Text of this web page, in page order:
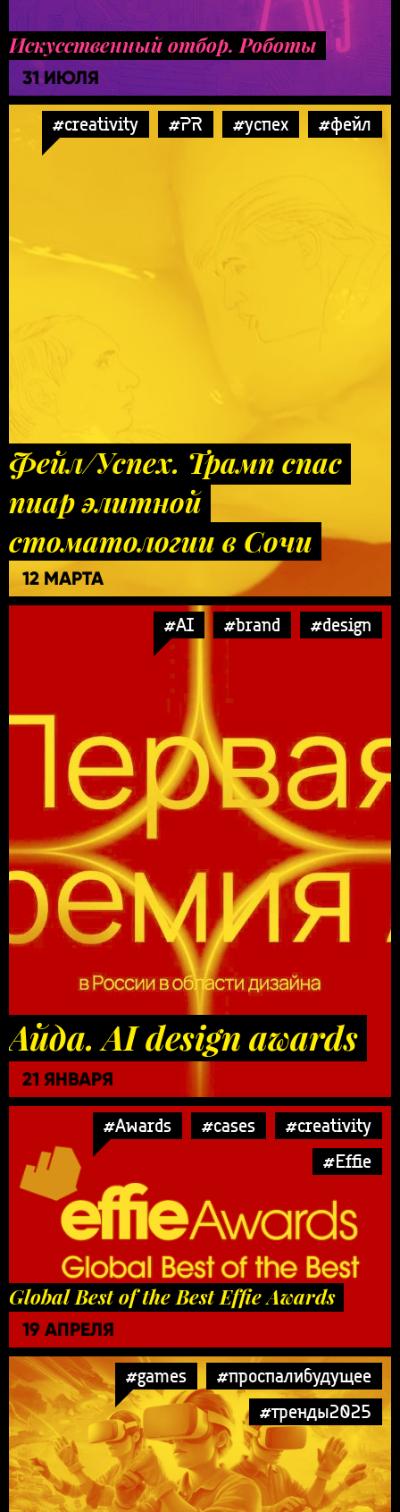
Искусственный отбор. Роботы
31 ИЮЛЯ
#creativity #PR #успех #фейл
Фейл/Успех. Трамп спас
пиар элитной
стоматологии в Сочи
12 МАРТА
#AI #brand #design
Айда. AI design awards
21 ЯНВАРЯ
#Awards #cases
#creativity
#Effie
Global Best of the Best Effie Awards
19 АПРЕЛЯ
#games
#проспалибудущее
#тренды2025